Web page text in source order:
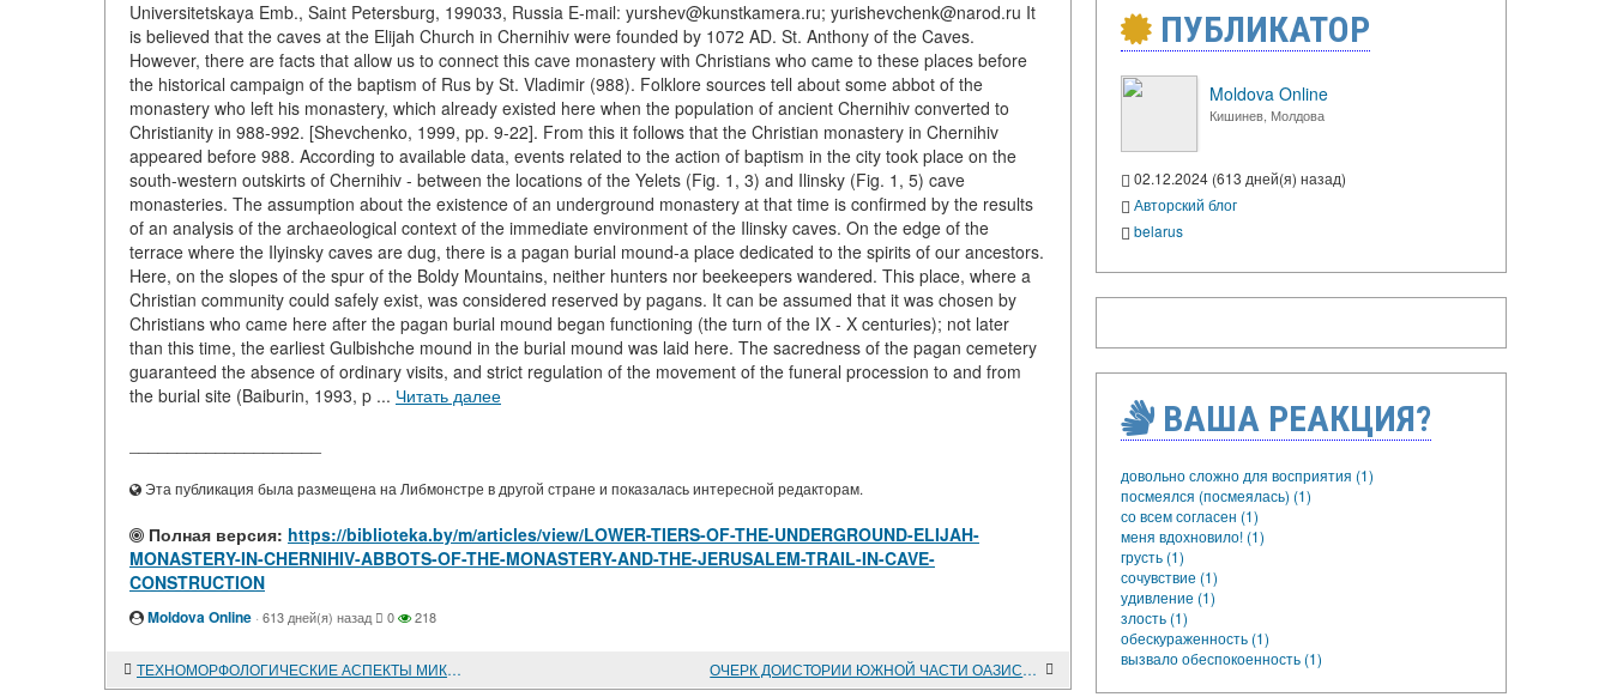
Universitetskaya Emb., Saint Petersburg, 199033, Russia E-mail: yurshev@kunstkamera.ru; yurishevchenk@narod.ru It
is believed that the caves at the Elijah Church in Chernihiv were founded by 1072 AD. St. Anthony of the Caves.
However, there are facts that allow us to connect this cave monastery with Christians who came to these places before
the historical campaign of the baptism of Rus by St. Vladimir (988). Folklore sources tell about some abbot of the
monastery who left his monastery, which already existed here when the population of ancient Chernihiv converted to
Christianity in 988-992. [Shevchenko, 1999, pp. 9-22]. From this it follows that the Christian monastery in Chernihiv
appeared before 988. According to available data, events related to the action of baptism in the city took place on the
south-western outskirts of Chernihiv - between the locations of the Yelets (Fig. 1, 3) and Ilinsky (Fig. 1, 5) cave
monasteries. The assumption about the existence of an underground monastery at that time is confirmed by the results
of an analysis of the archaeological context of the immediate environment of the Ilinsky caves. On the edge of the
terrace where the Ilyinsky caves are dug, there is a pagan burial mound-a place dedicated to the spirits of our ancestors.
Here, on the slopes of the spur of the Boldy Mountains, neither hunters nor beekeepers wandered. This place, where a
Christian community could safely exist, was considered reserved by pagans. It can be assumed that it was chosen by
Christians who came here after the pagan burial mound began functioning (the turn of the IX - X centuries); not later
than this time, the earliest Gulbishche mound in the burial mound was laid here. The sacredness of the pagan cemetery
guaranteed the absence of ordinary visits, and strict regulation of the movement of the funeral procession to and from
the burial site (Baiburin, 1993, p ... Читать далее
Эта публикация была размещена на Либмонстре в другой стране и показалась интересной редакторам.
Полная версия: https://biblioteka.by/m/articles/view/LOWER-TIERS-OF-THE-UNDERGROUND-ELIJAH-
MONASTERY-IN-CHERNIHIV-ABBOTS-OF-THE-MONASTERY-AND-THE-JERUSALEM-TRAIL-IN-CAVE-
CONSTRUCTION
Moldova Online · 613 дней(я) назад 0 218
ТЕХНОМОРФОЛОГИЧЕСКИЕ АСПЕКТЫ МИКРОЛИТИЧЕСКИХ ЭЛЕМЕНТОВ МЕТАТЕЛЬНЫХ ОРУДИЙ НА ПРИМЕРЕ КУЛЬТУРЫ ГЕОМЕТРИЧЕСКАЯ КЕБАРА В ЛЕВАНТЕ И ИНДУСТРИИ ЭПИГРАВЕТТА В ВОСТОЧНОЙ ЕВРОПЕ ОЧЕРК ДОИСТОРИИ ЮЖНОЙ ЧАСТИ ОАЗИСА БАХАРИЯ
ПУБЛИКАТОР
Moldova Online
Кишинев, Молдова
02.12.2024 (613 дней(я) назад)
Авторский блог
belarus
ВАША РЕАКЦИЯ?
довольно сложно для восприятия (1)
посмеялся (посмеялась) (1)
со всем согласен (1)
меня вдохновило! (1)
грусть (1)
сочувствие (1)
удивление (1)
злость (1)
обескураженность (1)
вызвало обеспокоенность (1)